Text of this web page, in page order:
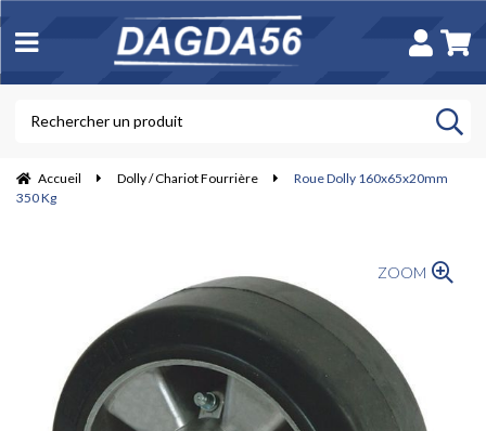
Accueil Dolly / Chariot Fourrière
Roue Dolly 160x65x20mm
350 Kg
ZOOM